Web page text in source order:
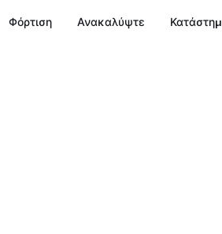
Φόρτιση Ανακαλύψτε